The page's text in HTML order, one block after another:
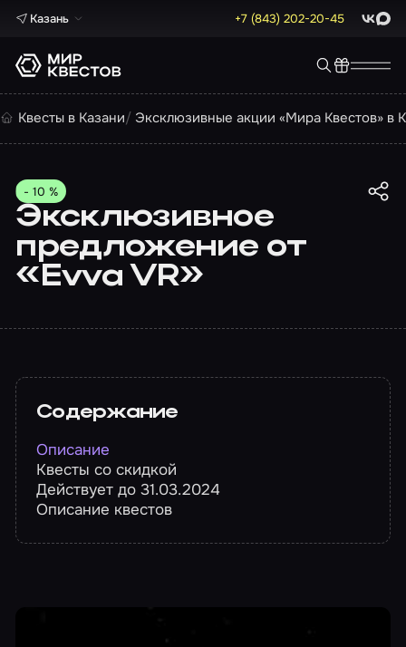
Казань +7 (843) 202-20-45 Max
Квесты в Казани Эксклюзивные акции «Мира Квестов» в
- 10 %
Эксклюзивное
предложение от
«Evva VR»
Содержание
Описание
Квесты со скидкой
Действует до 31.03.2024
Описание квестов